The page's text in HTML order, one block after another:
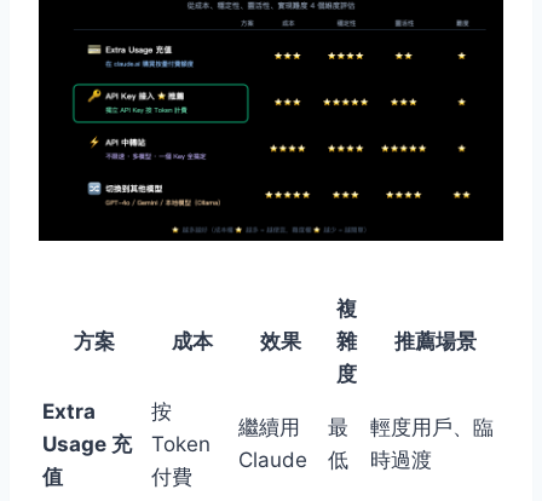
方案 成本 效果
複
雜
度
推薦場景
Extra
Usage 充
值
按
Token
付費
繼續用
Claude
最
低
輕度用戶、臨
時過渡